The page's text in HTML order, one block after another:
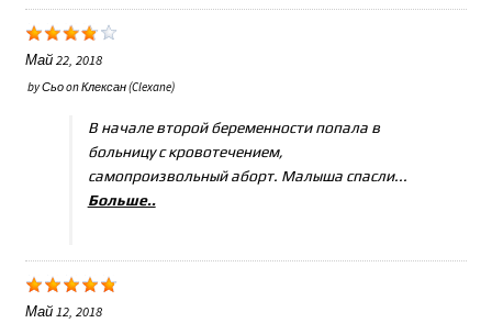
Май 22, 2018
byСьоonКлексан (Clexane)
В начале второй беременности попала в
больницу с кровотечением,
самопроизвольный аборт. Малыша спасли...
Больше..
Май 12, 2018